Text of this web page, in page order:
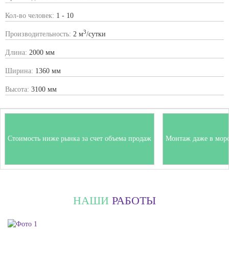
Кол-во человек: 1 - 10
Производительность: 2 м3/сутки
Длина: 2000 мм
Ширина: 1360 мм
Высота: 3100 мм
Стоимость ниже рынка за счет объема продаж Монтаж даже в
НАШИ РАБОТЫ